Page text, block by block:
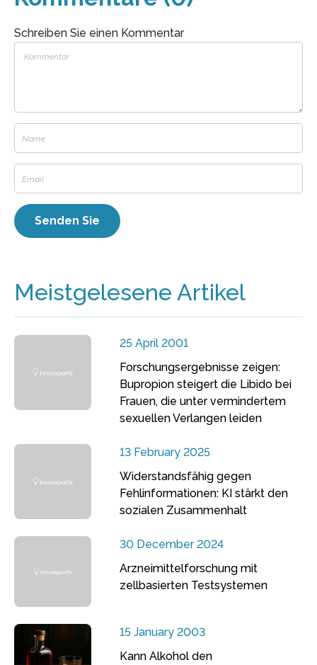
Schreiben Sie einen Kommentar
Meistgelesene Artikel
25 April 2001
Forschungsergebnisse zeigen:
Bupropion steigert die Libido bei
Frauen, die unter vermindertem
sexuellen Verlangen leiden
13 February 2025
Widerstandsfähig gegen
Fehlinformationen: KI stärkt den
sozialen Zusammenhalt
30 December 2024
Arzneimittelforschung mit
zellbasierten Testsystemen
15 January 2003
Kann Alkohol den